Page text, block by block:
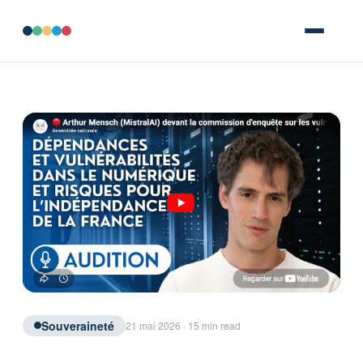
Souveraineté 21 mai 2026 · 15 min read